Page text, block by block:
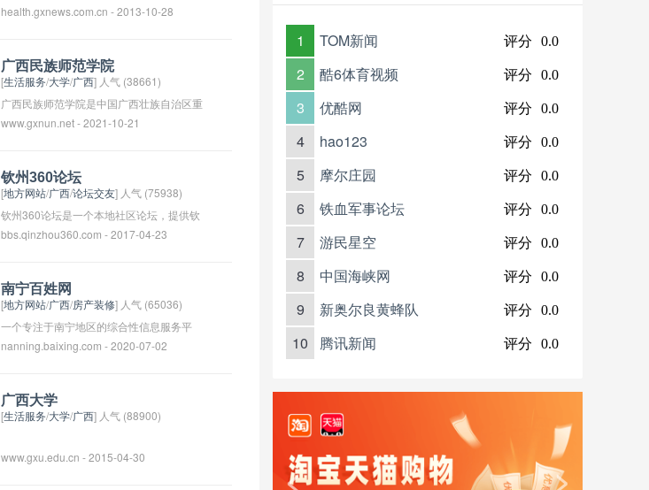
新的农业发展动态。
health.gxnews.com.cn - 2013-10-28
广西民族师范学院
[生活服务/大学/广西] 人气 (38661)
广西民族师范学院是中国广西壮族自治区重
点支持建设的全日制公办本科院校，主要培
学科的学生。学校致力于培养高素质的师范
教育人才和优秀的文化艺术人才，为地方经
济社会发展和文化建设做出贡献。
www.gxnun.net - 2021-10-21
钦州360论坛
[地方网站/广西/论坛交友] 人气 (75938)
钦州360论坛是一个本地社区论坛，提供钦
州市民交流、分享信息和讨论话题的平台。
讯、活动信息、美食推荐等内容，并和其他
网友一起交流互动。论坛也是一个适合发表
意见、提出建议的地方，帮助改善钦州市的
各种问题和建设。
bbs.qinzhou360.com - 2017-04-23
南宁百姓网
[地方网站/广西/房产装修] 人气 (65036)
一个专注于南宁地区的综合性信息服务平
台，为当地百姓提供生活服务信息、二手交
面的信息。用户可以在南宁百姓网上发布信
息、浏览信息，方便快捷地获取所需信息。
和交流。
nanning.baixing.com - 2020-07-02
广西大学
[生活服务/大学/广西] 人气 (88900)
www.gxu.edu.cn - 2015-04-30
1 TOM新闻 评分 0.0
2 酷6体育视频 评分 0.0
3 优酷网 评分 0.0
4 hao123 评分 0.0
5 摩尔庄园 评分 0.0
6 铁血军事论坛 评分 0.0
7 游民星空 评分 0.0
8 中国海峡网 评分 0.0
9 新奥尔良黄蜂队 评分 0.0
10 腾讯新闻 评分 0.0
< >